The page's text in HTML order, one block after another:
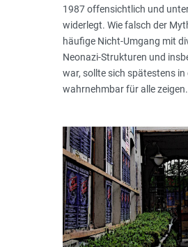
1987 offensichtlich und
widerlegt. Wie falsch der
häufige Nicht-Umgang mit
Neonazi-Strukturen und
war, sollte sich spätestens
wahrnehmbar für alle